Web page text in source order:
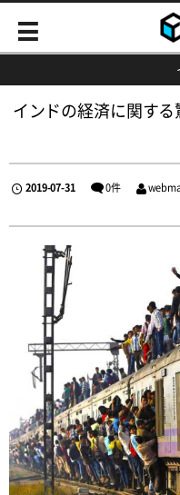
インドの経済に関す
2019-07-31 0件